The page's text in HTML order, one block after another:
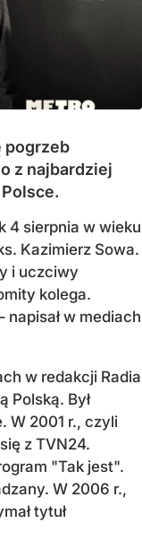
pogrzeb
z najbardziej
4 sierpnia w wieku
Kazimierz Sowa.
i uczciwy
kolega.
napisał w mediach
w redakcji Radia
Polską. Był
W 2001 r., czyli
z TVN24.
"Tak jest".
W 2006 r.,
tytuł